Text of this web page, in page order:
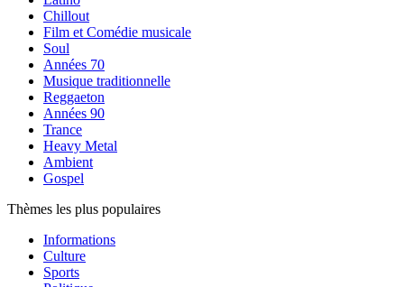
Chillout
Film et Comédie musicale
Soul
Années 70
Musique traditionnelle
Reggaeton
Années 90
Trance
Heavy Metal
Ambient
Gospel
Thèmes les plus populaires
Informations
Culture
Sports